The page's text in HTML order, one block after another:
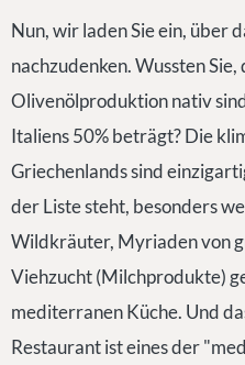
Nun, wir laden Sie ein, über
nachzudenken. Wussten
Olivenölproduktion nativ
Italiens 50% beträgt? Die
Griechenlands sind
der Liste steht, besonders
Wildkräuter, Myriaden von
Viehzucht (Milchprodukte)
mediterranen Küche. Und
Restaurant ist eines der